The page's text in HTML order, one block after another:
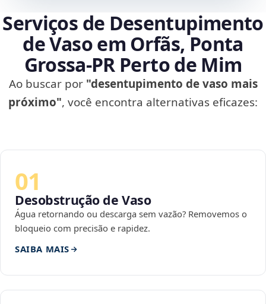
Serviços de Desentupimento
de Vaso em Orfãs, Ponta
Grossa‑PR Perto de Mim
Ao buscar por "desentupimento de vaso mais
próximo", você encontra alternativas eficazes:
01
Desobstrução de Vaso
Água retornando ou descarga sem vazão? Removemos o
bloqueio com precisão e rapidez.
SAIBA MAIS